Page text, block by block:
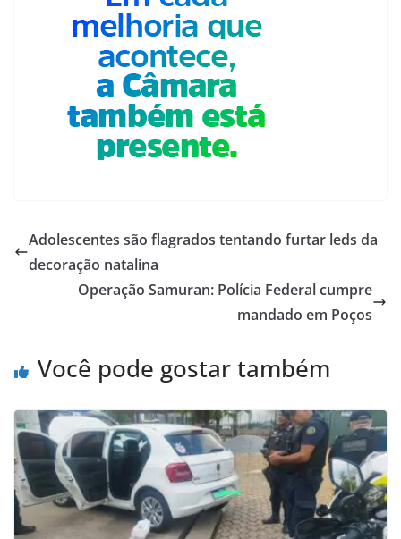
Adolescentes são flagrados tentando furtar leds da
decoração natalina
Operação Samuran: Polícia Federal cumpre
mandado em Poços
Você pode gostar também